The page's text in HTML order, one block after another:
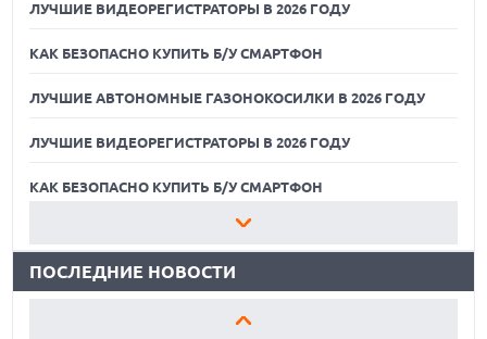
ЛУЧШИЕ ВИДЕОРЕГИСТРАТОРЫ В 2026 ГОДУ
КАК БЕЗОПАСНО КУПИТЬ Б/У СМАРТФОН
ЛУЧШИЕ АВТОНОМНЫЕ ГАЗОНОКОСИЛКИ В 2026 ГОДУ
ЛУЧШИЕ ВИДЕОРЕГИСТРАТОРЫ В 2026 ГОДУ
КАК БЕЗОПАСНО КУПИТЬ Б/У СМАРТФОН
ЛУЧШИЕ АВТОНОМНЫЕ ГАЗОНОКОСИЛКИ В 2026 ГОДУ
ЛУЧШИЕ ВИДЕОРЕГИСТРАТОРЫ В 2026 ГОДУ
КАК БЕЗОПАСНО КУПИТЬ Б/У СМАРТФОН
ПОСЛЕДНИЕ НОВОСТИ
07.08.2026
ПОВТОРИТ УСПЕХ ЛЕГЕНДАРНЫХ МОДЕЛЕЙ КОМПАНИИ
ВСЕХ ПОЛЬЗОВАТЕЛЕЙ CHATGPT